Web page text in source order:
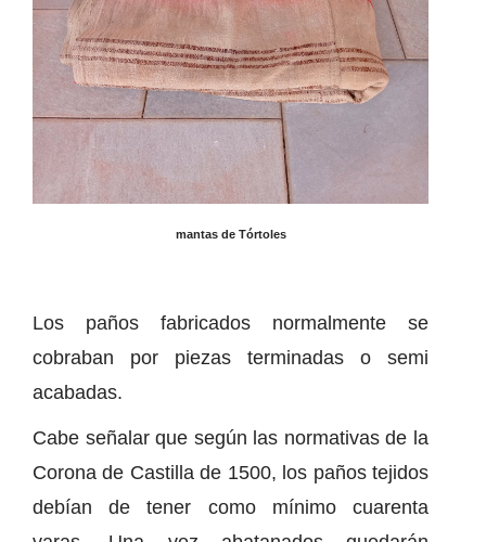
mantas de Tórtoles
Los paños fabricados normalmente se
cobraban por piezas terminadas o semi
acabadas.
Cabe señalar que según las normativas de la
Corona de Castilla de 1500, los paños tejidos
debían de tener como mínimo cuarenta